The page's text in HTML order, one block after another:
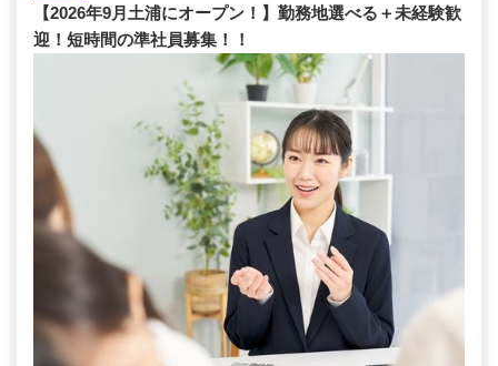
【2026年9月土浦にオープン！】勤務地選べる＋未経験歓
迎！短時間の準社員募集！！